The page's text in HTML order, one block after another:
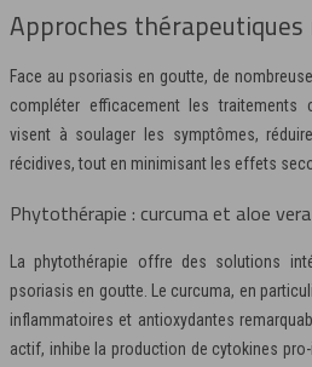
Approches
Face au psoriasis en goutte, de
compléter efficacement les traitements
visent à soulager les symptômes,
récidives, tout en minimisant les effets
Phytothérapie : curcuma et aloe vera
La phytothérapie offre des solutions
psoriasis en goutte. Le curcuma, en
inflammatoires et antioxydantes
actif, inhibe la production de cytokines